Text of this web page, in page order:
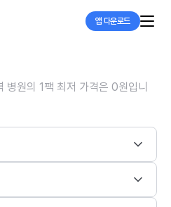
앱 다운로드
병원의 1팩 최저 가격은 0원입니